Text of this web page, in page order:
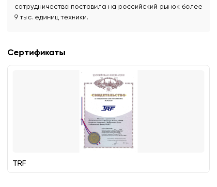
сотрудничества поставила на российский рынок более
9 тыс. единиц техники.
Сертификаты
TRF